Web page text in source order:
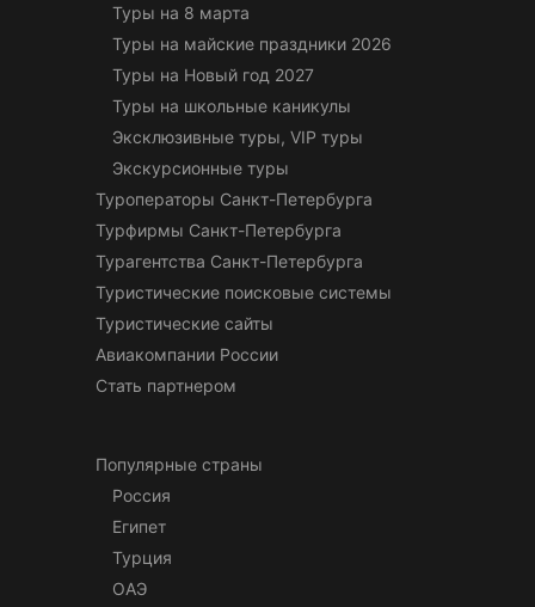
Туры на 8 марта
Туры на майские праздники 2026
Туры на Новый год 2027
Туры на школьные каникулы
Эксклюзивные туры, VIP туры
Экскурсионные туры
Туроператоры Санкт-Петербурга
Турфирмы Санкт-Петербурга
Турагентства Санкт-Петербурга
Туристические поисковые системы
Туристические сайты
Авиакомпании России
Стать партнером
Популярные страны
Россия
Египет
Турция
ОАЭ